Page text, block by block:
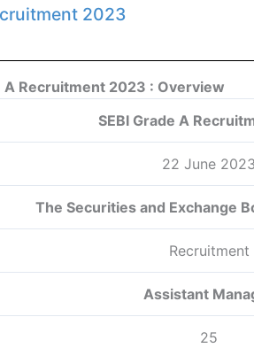
2023
A Recruitment 2023 : Overview
SEBI Grade A
22 June 2023
The Securities and Exchange
Recruitment
Assistant
25